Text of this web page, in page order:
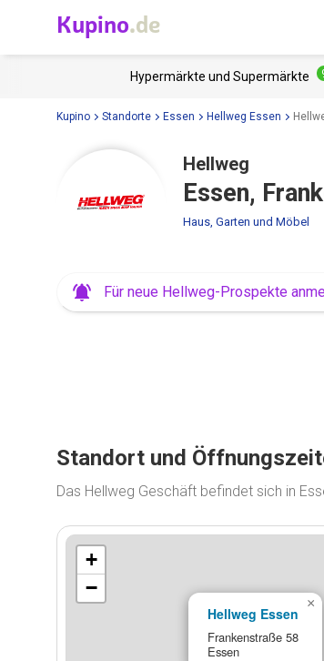
Kupino.de
Hypermärkte und Supermärkte
Kupino Standorte Essen Hellweg Essen
Hellweg
Essen,
Haus, Garten und Möbel
Für neue Hellweg-Prospekte
Standort und
Das Hellweg Geschäft befindet sich in
Hellweg Essen
Frankenstraße 58
Essen
×
+
−